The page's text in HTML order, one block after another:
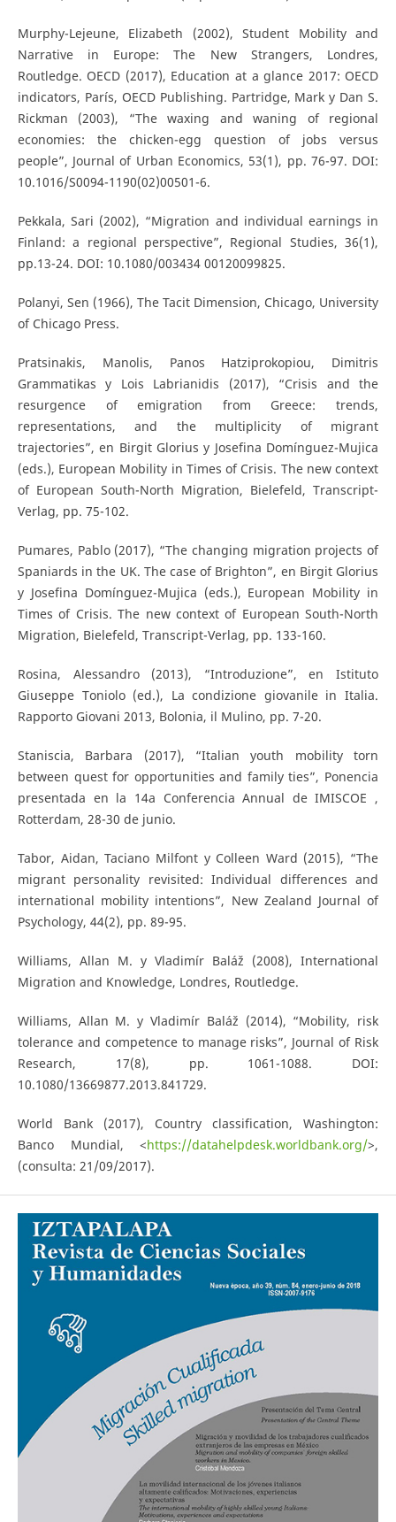
Murphy-Lejeune, Elizabeth (2002), Student Mobility and
Narrative in Europe: The New Strangers, Londres,
Routledge. OECD (2017), Education at a glance 2017: OECD
indicators, París, OECD Publishing. Partridge, Mark y Dan S.
Rickman (2003), “The waxing and waning of regional
economies: the chicken-egg question of jobs versus
people”, Journal of Urban Economics, 53(1), pp. 76-97. DOI:
10.1016/S0094-1190(02)00501-6.
Pekkala, Sari (2002), “Migration and individual earnings in
Finland: a regional perspective”, Regional Studies, 36(1),
pp.13-24. DOI: 10.1080/003434 00120099825.
Polanyi, Sen (1966), The Tacit Dimension, Chicago, University
of Chicago Press.
Pratsinakis, Manolis, Panos Hatziprokopiou, Dimitris
Grammatikas y Lois Labrianidis (2017), “Crisis and the
resurgence of emigration from Greece: trends,
representations, and the multiplicity of migrant
trajectories”, en Birgit Glorius y Josefina Domínguez-Mujica
(eds.), European Mobility in Times of Crisis. The new context
of European South-North Migration, Bielefeld, Transcript-
Verlag, pp. 75-102.
Pumares, Pablo (2017), “The changing migration projects of
Spaniards in the UK. The case of Brighton”, en Birgit Glorius
y Josefina Domínguez-Mujica (eds.), European Mobility in
Times of Crisis. The new context of European South-North
Migration, Bielefeld, Transcript-Verlag, pp. 133-160.
Rosina, Alessandro (2013), “Introduzione”, en Istituto
Giuseppe Toniolo (ed.), La condizione giovanile in Italia.
Rapporto Giovani 2013, Bolonia, il Mulino, pp. 7-20.
Staniscia, Barbara (2017), “Italian youth mobility torn
between quest for opportunities and family ties”, Ponencia
presentada en la 14a Conferencia Annual de IMISCOE ,
Rotterdam, 28-30 de junio.
Tabor, Aidan, Taciano Milfont y Colleen Ward (2015), “The
migrant personality revisited: Individual differences and
international mobility intentions”, New Zealand Journal of
Psychology, 44(2), pp. 89-95.
Williams, Allan M. y Vladimír Baláž (2008), International
Migration and Knowledge, Londres, Routledge.
Williams, Allan M. y Vladimír Baláž (2014), “Mobility, risk
tolerance and competence to manage risks”, Journal of Risk
Research, 17(8), pp. 1061-1088. DOI:
10.1080/13669877.2013.841729.
World Bank (2017), Country classification, Washington:
Banco Mundial, <https://datahelpdesk.worldbank.org/>,
(consulta: 21/09/2017).